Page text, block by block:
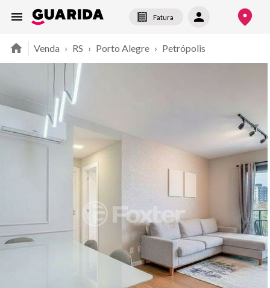
Fatura
Venda › RS › Porto Alegre › Petrópolis